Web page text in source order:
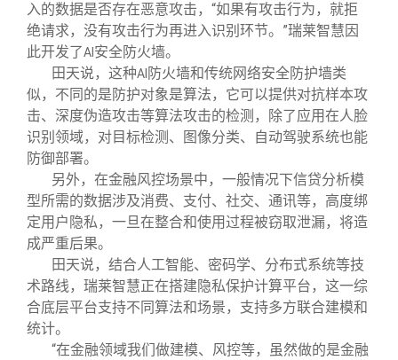
入的数据是否存在恶意攻击，“如果有攻击行为，就拒
绝请求，没有攻击行为再进入识别环节。”瑞莱智慧因
此开发了AI 安全防火墙。
田天说，这种AI 防火墙和传统网络安全防护墙类
似，不同的是防护对象是算法，它可以提供对抗样本攻
击、深度伪造攻击等算法攻击的检测，除了应用在人脸
识别领域，对目标检测、图像分类、自动驾驶系统也能
防御部署。
另外，在金融风控场景中，一般情况下信贷分析模
型所需的数据涉及消费、支付、社交、通讯等，高度绑
定用户隐私，一旦在整合和使用过程被窃取泄漏，将造
成严重后果。
田天说，结合人工智能、密码学、分布式系统等技
术路线，瑞莱智慧正在搭建隐私保护计算平台，这一综
合底层平台支持不同算法和场景，支持多方联合建模和
统计。
“在金融领域我们做建模、风控等，虽然做的是金融